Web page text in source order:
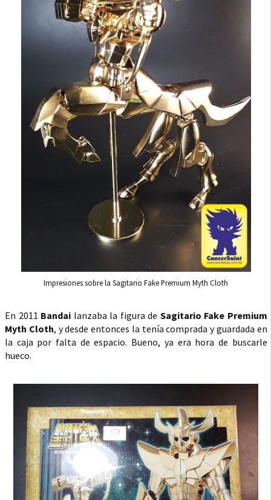
Impresiones sobre la Sagitario Fake Premium Myth Cloth
En 2011 Bandai lanzaba la figura de Sagitario Fake Premium
Myth Cloth, y desde entonces la tenía comprada y guardada en
la caja por falta de espacio. Bueno, ya era hora de buscarle
hueco.